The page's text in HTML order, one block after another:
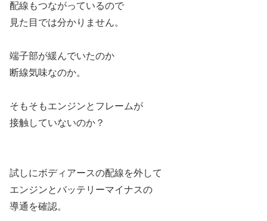
配線もつながっているので
見た目では分かりません。
端子部が緩んでいたのか
断線気味なのか。
そもそもエンジンとフレームが
接触していないのか？
試しにボディアースの配線を外して
エンジンとバッテリーマイナスの
導通を確認。